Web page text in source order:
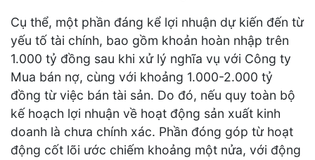
Cụ thể, một phần đáng kể lợi nhuận dự kiến đến từ
yếu tố tài chính, bao gồm khoản hoàn nhập trên
1.000 tỷ đồng sau khi xử lý nghĩa vụ với Công ty
Mua bán nợ, cùng với khoảng 1.000-2.000 tỷ
đồng từ việc bán tài sản. Do đó, nếu quy toàn bộ
kế hoạch lợi nhuận về hoạt động sản xuất kinh
doanh là chưa chính xác. Phần đóng góp từ hoạt
động cốt lõi ước chiếm khoảng một nửa, với động